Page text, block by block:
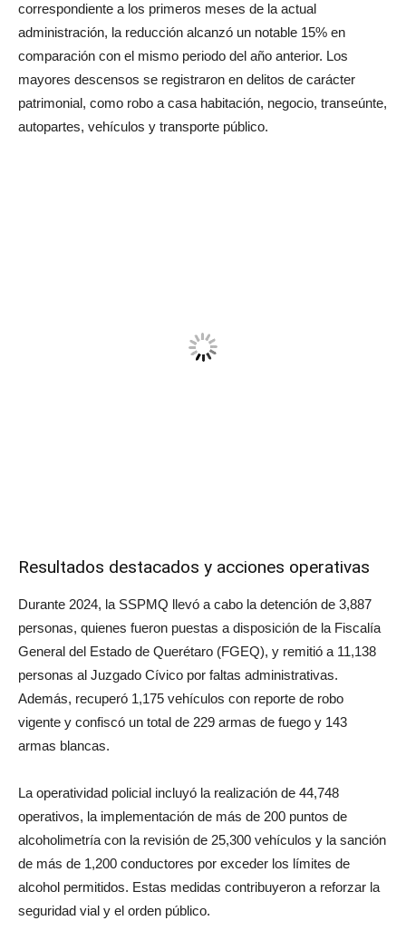
correspondiente a los primeros meses de la actual
administración, la reducción alcanzó un notable 15% en
comparación con el mismo periodo del año anterior. Los
mayores descensos se registraron en delitos de carácter
patrimonial, como robo a casa habitación, negocio, transeúnte,
autopartes, vehículos y transporte público.
Resultados destacados y acciones operativas
Durante 2024, la SSPMQ llevó a cabo la detención de 3,887
personas, quienes fueron puestas a disposición de la Fiscalía
General del Estado de Querétaro (FGEQ), y remitió a 11,138
personas al Juzgado Cívico por faltas administrativas.
Además, recuperó 1,175 vehículos con reporte de robo
vigente y confiscó un total de 229 armas de fuego y 143
armas blancas.
La operatividad policial incluyó la realización de 44,748
operativos, la implementación de más de 200 puntos de
alcoholimetría con la revisión de 25,300 vehículos y la sanción
de más de 1,200 conductores por exceder los límites de
alcohol permitidos. Estas medidas contribuyeron a reforzar la
seguridad vial y el orden público.